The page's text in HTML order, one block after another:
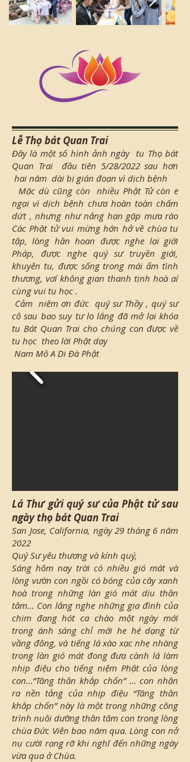
Lễ Thọ bát Quan Trai
Đây là một số hình ảnh ngày tu Thọ bát
Quan Trai
đầu tiên 5/28/2022 sau hơn
hai năm dài bị gián đoạn vì dịch bệnh
Mặc dù cũng còn nhiều Phật Tử còn e
ngại vì dịch bệnh chưa hoàn toàn chấm
dứt , nhưng như nắng hạn gặp mưa rào
Các Phật tử vui mừng hớn hở về chùa tu
tập, lòng hân hoan được nghe lại giới
Pháp, được nghe quý sư truyền giới,
khuyên tu, được sống trong mái ấm tình
thương, vơí không gian thanh tịnh hoà aí
cùng vui tu học .
Cảm niệm ơn đức quý sư Thầy , quý sư
cô sau bao suy tư lo lắng đã mở lại khóa
tu Bát Quan Trai cho chúng con được về
tu học theo lời Phật dạy
Nam Mô A Di Đà Phật
Lá Thư gửi quý sư của Phật tử sau
ngày thọ bát Quan Trai
San Jose, California, ngày 29 tháng 6 năm
2022
Quý Sư yêu thương và kính quý,
Sáng hôm nay trời có nhiều gió mát và
lòng vườn con ngồi có bóng của cây xanh
hoà trong những làn gió mát dịu thân
tâm… Con lắng nghe những gia đình của
chim đang hót ca chào một ngày mới
trong ánh sáng chỉ mới he hé dạng từ
vầng đông, và tiếng lá xào xạc nhẹ nhàng
trong làn gió mát đong đưa cành lá làm
nhịp điệu cho tiếng niệm Phật của lòng
con…“Tăng thân khắp chốn” … con nhận
ra nền tảng của nhịp điệu “Tăng thân
khắp chốn” này là một trong những công
trình nuôi dưỡng thân tâm con trong lòng
chùa Đức Viên bao năm qua. Lòng con nở
nụ cười rạng rỡ khi nghĩ đến những ngày
vừa qua ở Chùa.